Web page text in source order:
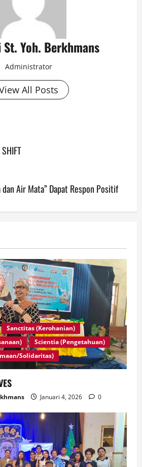
Yoh. Berkhmans
Administrator
All Posts
dan Air Mata” Dapat Respon Positif
Sanctitas (Kerohanian)
Scientia (Pengetahuan)
Solidaritas)
Januari 4, 2026 0